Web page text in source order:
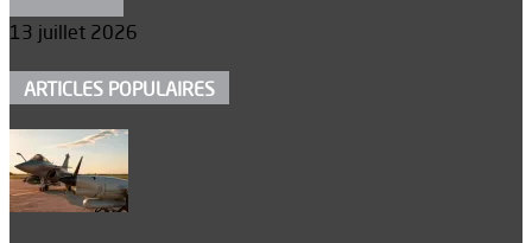
13 juillet 2026
ARTICLES POPULAIRES